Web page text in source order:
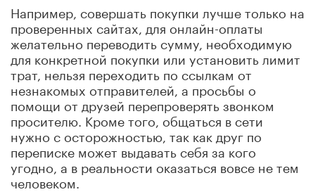
Например, совершать покупки лучше только на
проверенных сайтах, для онлайн-оплаты
желательно переводить сумму, необходимую
для конкретной покупки или установить лимит
трат, нельзя переходить по ссылкам от
незнакомых отправителей, а просьбы о
помощи от друзей перепроверять звонком
просителю. Кроме того, общаться в сети
нужно с осторожностью, так как друг по
переписке может выдавать себя за кого
угодно, а в реальности оказаться вовсе не тем
человеком.